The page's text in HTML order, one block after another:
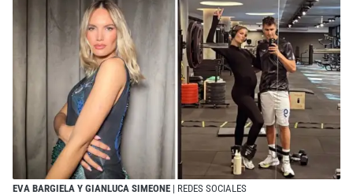
EVA BARGIELA Y GIANLUCA SIMEONE | REDES SOCIALES